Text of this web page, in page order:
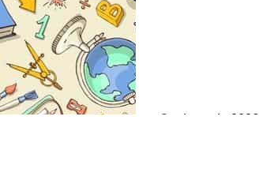
© gdz.moda 2026